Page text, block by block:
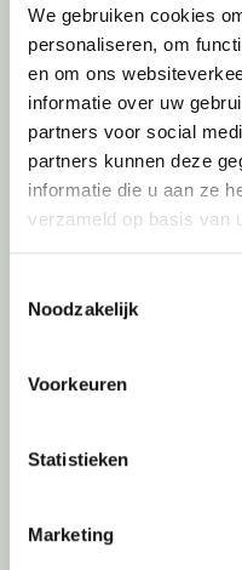
We gebruiken cookies
personaliseren, om
en om ons
informatie over uw
partners voor social
partners kunnen deze
informatie die u aan ze
verzameld op basis van
Noodzakelijk
Voorkeuren
Statistieken
Marketing
Inventarisatie werkomgeving
Werkprocesanalyse
Furniture as a Service
Kantoormeubilair leasen
Sale & Leaseback
Refurbished kantoormeubilair
Retourname van inventaris
Projectstoffering
Circulair inrichten
Ergonomisch advies